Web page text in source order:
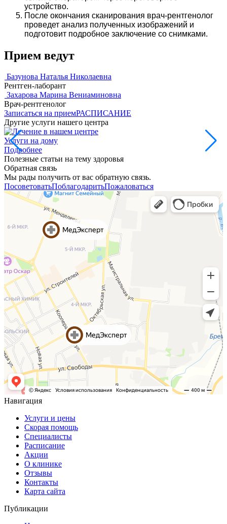
устройство.
После окончания сканирования врач-рентгенолог
проведет анализ полученных изображений и
подготовит подробное заключение со снимками.
Прием ведут
Базунова Наталья Николаевна
Рентген-лаборант
Захарова Марина Вениаминовна
Врач-рентгенолог
Записаться на приемРАСПИСАНИЕ
Другие услуги нашего центра
Услуги на дому
Подробнее
Полезные статьи на тему здоровья
Обратная связь
Мы рады получить от вас обратную связь.
ПосоветоватьПоблагодаритьПожаловаться
Навигация
Услуги и цены
Скорая помощь
Специалисты
Расписание
Акции
О клинике
Отзывы
Контакты
Карта сайта
Публикации